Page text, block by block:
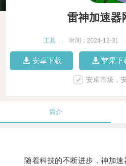
雷神加速器
工具 时间：2024-12-31
安卓下载 苹果下
安卓市场，
简介
随着科技的不断进步，神加速